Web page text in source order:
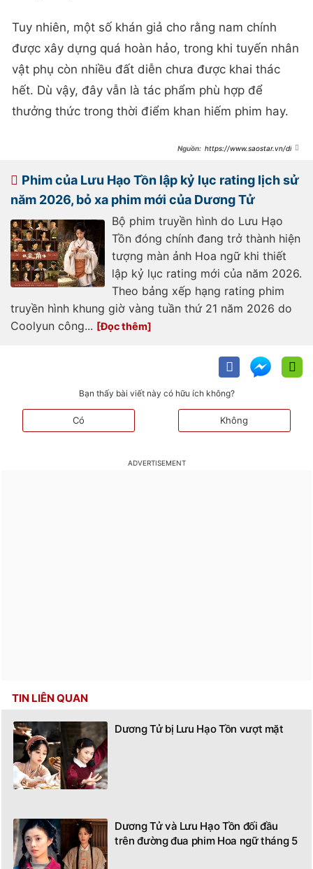
Tuy nhiên, một số khán giả cho rằng nam chính
được xây dựng quá hoàn hảo, trong khi tuyến nhân
vật phụ còn nhiều đất diễn chưa được khai thác
hết. Dù vậy, đây vẫn là tác phẩm phù hợp để
thưởng thức trong thời điểm khan hiếm phim hay.
https://www.saostar.vn/dien
giam-hang-
202606061836473194.html
Phim của Lưu Hạo Tồn lập kỷ lục rating lịch sử
năm 2026, bỏ xa phim mới của Dương Tử
Bộ phim truyền hình do Lưu Hạo
Tồn đóng chính đang trở thành hiện
tượng màn ảnh Hoa ngữ khi thiết
lập kỷ lục rating mới của năm 2026.
Theo bảng xếp hạng rating phim
truyền hình khung giờ vàng tuần thứ 21 năm 2026 do
Coolyun công...
Bạn thấy bài viết này có hữu ích không?
Có Không
trên đường đua phim Hoa ngữ tháng 5